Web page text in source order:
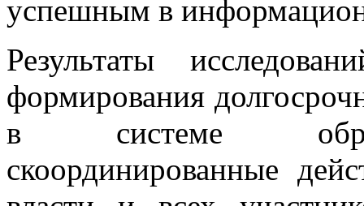
успешным в
Результаты
формирования
в системе
скоординированные